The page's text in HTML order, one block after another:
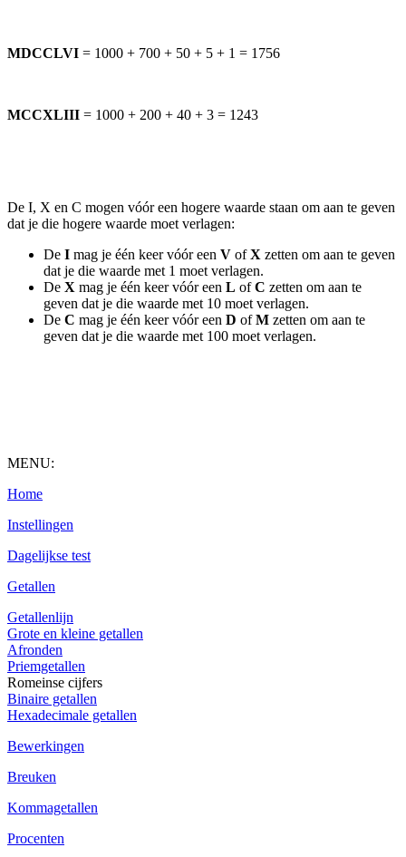
MDCCLVI = 1000 + 700 + 50 + 5 + 1 = 1756
MCCXLIII = 1000 + 200 + 40 + 3 = 1243
De I, X en C mogen vóór een hogere waarde staan om aan te geven
dat je die hogere waarde moet verlagen:
De I mag je één keer vóór een V ofX zetten om aan te geven
dat je die waarde met 1 moet verlagen.
De X mag je één keer vóór een L ofC zetten om aan te
geven dat je die waarde met 10 moet verlagen.
De C mag je één keer vóór een D ofM zetten om aan te
geven dat je die waarde met 100 moet verlagen.
MENU:
Home
Instellingen
Dagelijkse test
Getallen
Getallenlijn
Grote en kleine getallen
Afronden
Priemgetallen
Romeinse cijfers
Binaire getallen
Hexadecimale getallen
Bewerkingen
Breuken
Kommagetallen
Procenten